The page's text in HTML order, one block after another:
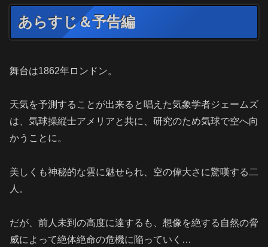
あらすじ＆予告編
舞台は1862年ロンドン。
天気を予測することが出来ると唱えた気象学者ジェームズ
は、気球操縦士アメリアと共に、研究のため気球で空へ向
かうことに。
美しくも神秘的な雲に魅せられ、空の偉大さに驚嘆する二
人。
だが、前人未到の高度に達するも、想像を絶する自然の脅
威によって絶体絶命の危機に陥っていく…